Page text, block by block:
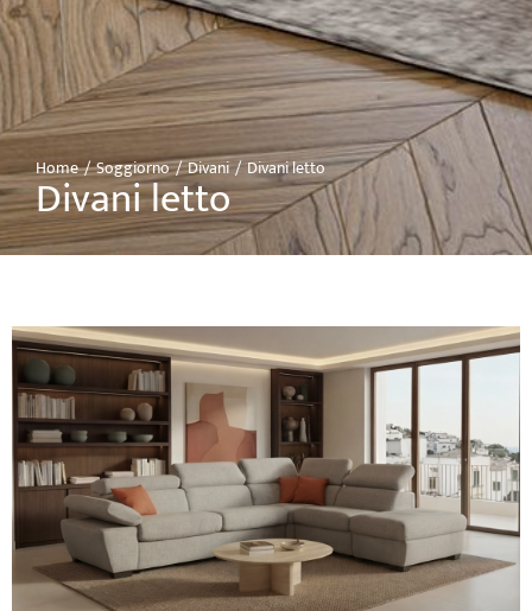
Tu sei qui:
Home Soggiorno Divani Divani letto
Divani letto